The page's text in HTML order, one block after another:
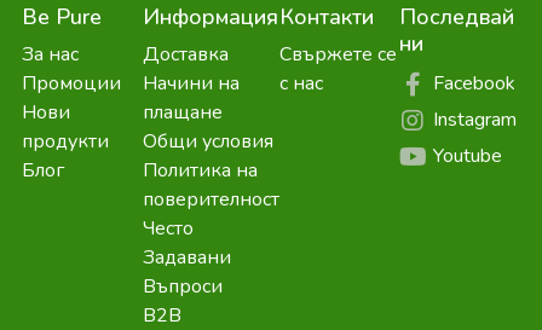
Be Pure
За нас
Промоции
Нови
продукти
Блог
Информация
Доставка
Начини на
плащане
Общи условия
Политика на
поверителност
Често
Задавани
Въпроси
B2B
Контакти
Свържете се
с нас
Последвай
ни
Facebook
Instagram
Youtube